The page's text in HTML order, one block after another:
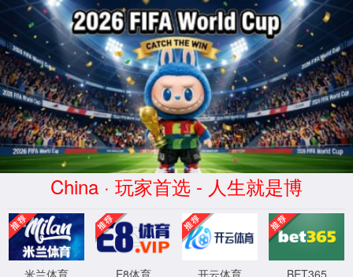
拉斯维加斯(Macau)股份有限公司-Official website
关
于
我
们
安全防范
鱼眼系列